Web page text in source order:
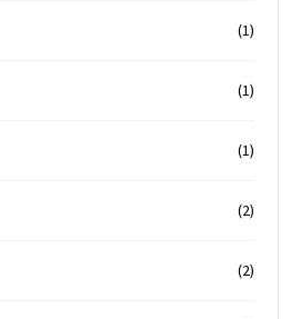
(1)
(1)
(1)
(2)
(2)